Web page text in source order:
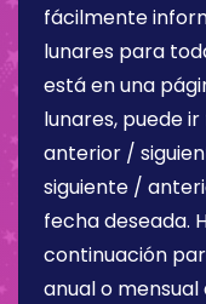
fácilmente
lunares para
está en una
lunares, puede
anterior /
siguiente /
fecha deseada.
continuación
anual o mensual